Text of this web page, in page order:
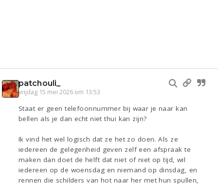
patchouli_
vrijdag 15 mei 2026 om 13:53
Staat er geen telefoonnummer bij waar je naar kan
bellen als je dan echt niet thui kan zijn?
Ik vind het wel logisch dat ze het zo doen. Als ze
iedereen de gelegenheid geven zelf een afspraak te
maken dan doet de helft dat niet of niet op tijd, wil
iedereen op de woensdag en niemand op dinsdag, en
rennen die schilders van hot naar her met hun spullen,